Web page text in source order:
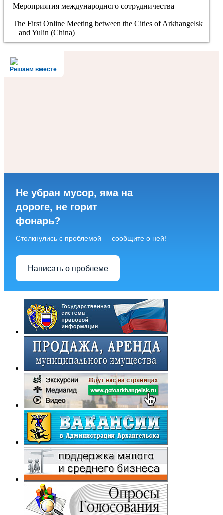
Мероприятия международного сотрудничества
The First Online Meeting between the Cities of Arkhangelsk
and Yulin (China)
Решаем вместе
Не убран мусор, яма на
дороге, не горит
фонарь?
Столкнулись с проблемой — сообщите о ней!
Написать о проблеме